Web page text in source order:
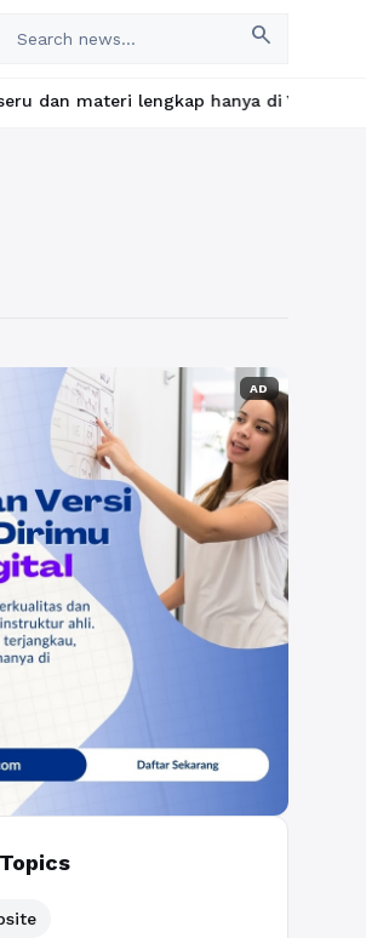
search
lengkap hanya di YukBelajar.com.
AD